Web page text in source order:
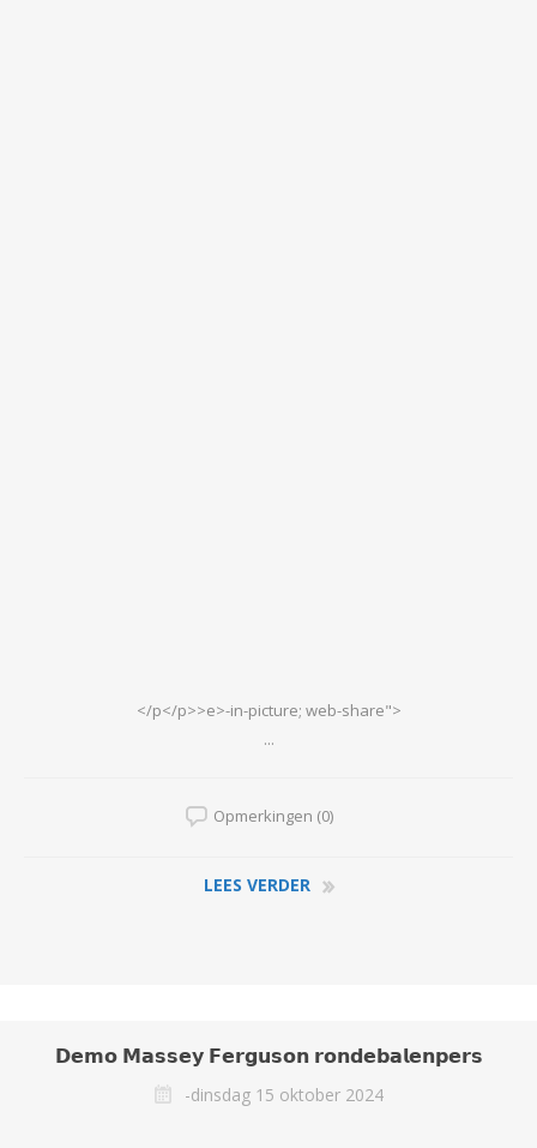
</p</p>>e>-in-picture; web-share">
...
Opmerkingen (0)
LEES VERDER
𝗗𝗲𝗺𝗼 𝗠𝗮𝘀𝘀𝗲𝘆 𝗙𝗲𝗿𝗴𝘂𝘀𝗼𝗻 𝗿𝗼𝗻𝗱𝗲𝗯𝗮𝗹𝗲𝗻𝗽𝗲𝗿𝘀
-dinsdag 15 oktober 2024